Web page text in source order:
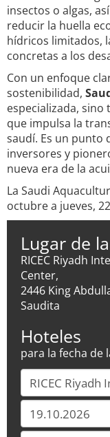
insectos o algas,
reducir la huella
hídricos limitados,
concretas a los
Con un enfoque
sostenibilidad,
especializada,
que impulsa la
saudí. Es un punto
inversores y
nueva era de la
La Saudi
octubre a jueves,
Lugar de
RICEC Riyadh
Center,
2446 King
Saudita
Hoteles
para la fecha de